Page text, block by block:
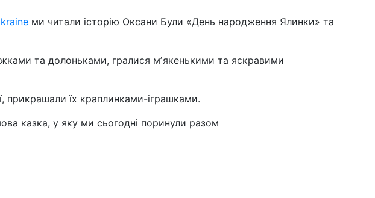
ми читали історію Оксани Були «День народження Ялинки» та
та долоньками, гралися мʼякенькими та яскравими
прикрашали їх краплинками-іграшками.
казка, у яку ми сьогодні поринули разом